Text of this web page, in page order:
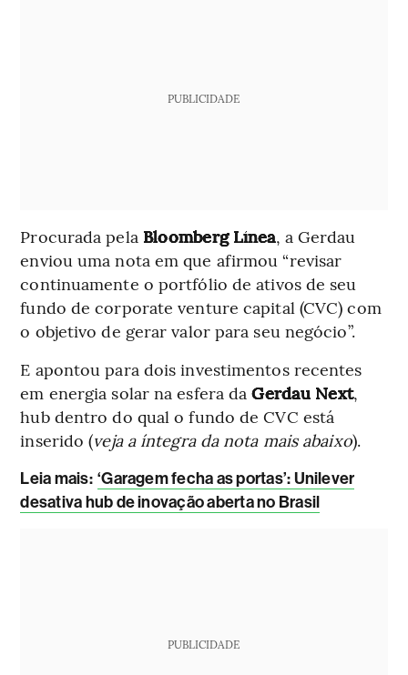
PUBLICIDADE
Procurada pela Bloomberg Línea, a Gerdau
enviou uma nota em que afirmou “revisar
continuamente o portfólio de ativos de seu
fundo de corporate venture capital (CVC) com
o objetivo de gerar valor para seu negócio”.
E apontou para dois investimentos recentes
em energia solar na esfera daGerdau Next,
hub dentro do qual o fundo de CVC está
inserido (veja a íntegra da nota mais abaixo).
Leia mais: ‘Garagem fecha as portas’: Unilever
desativa hub de inovação aberta no Brasil
PUBLICIDADE